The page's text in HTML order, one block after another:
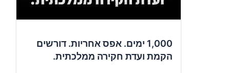
1,000 ימים. אפס אחריות. דורשים
הקמת ועדת חקירה ממלכתית.